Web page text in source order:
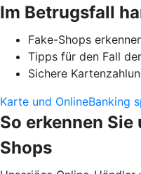
Im Betrugsfall
Fake-Shops
Tipps für den Fall
Sichere
Karte und OnlineBanking
So erkennen
Shops